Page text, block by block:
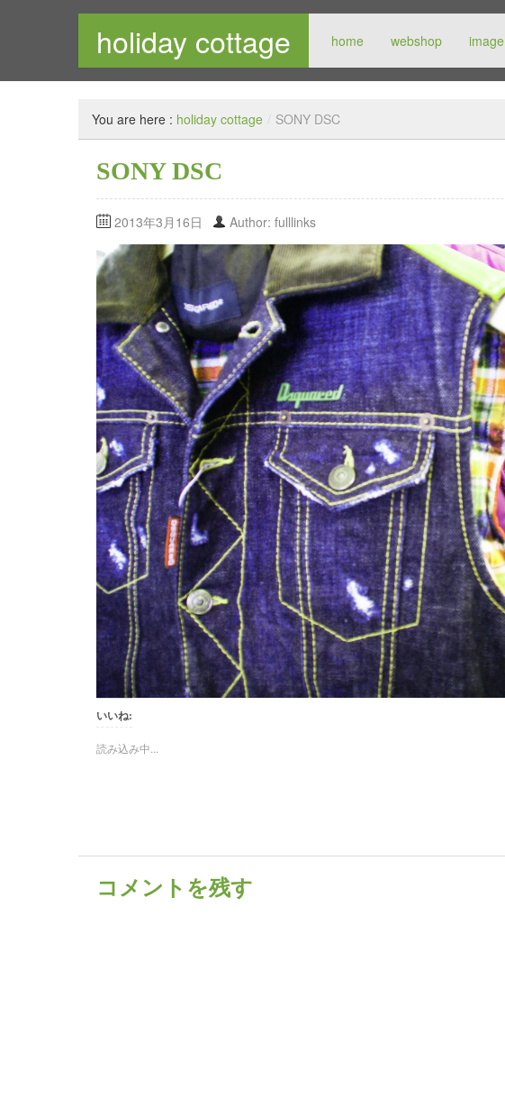
holiday cottage home webshop image
メンズセレクトショップ
You are here : holiday cottage / SONY DSC
SONY DSC
2013年3月16日 Author: fulllinks
いいね:
読み込み中...
コメントを残す